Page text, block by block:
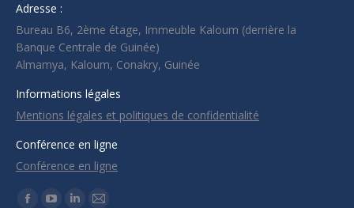
Adresse :
Bureau B6, 2ème étage, Immeuble Kaloum (derrière la
Banque Centrale de Guinée)
Almamya, Kaloum, Conakry, Guinée
Informations légales
Mentions légales et politiques de confidentialité
Conférence en ligne
Conférence en ligne
Trouvez nous sur :